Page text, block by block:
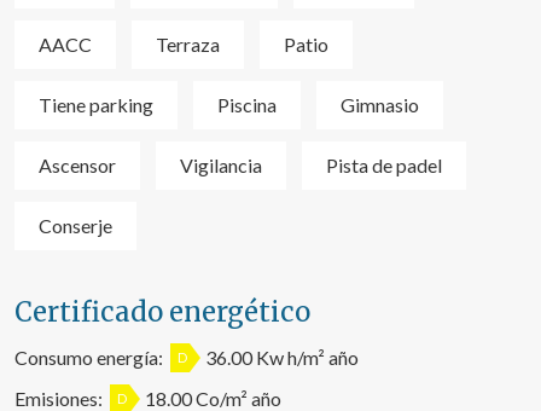
AACC Terraza Patio
Tiene parking Piscina Gimnasio
Ascensor Vigilancia Pista de padel
Conserje
Certificado energético
Consumo energía: D
36.00 Kw h/m² año
Emisiones:
D 18.00 Co/m² año